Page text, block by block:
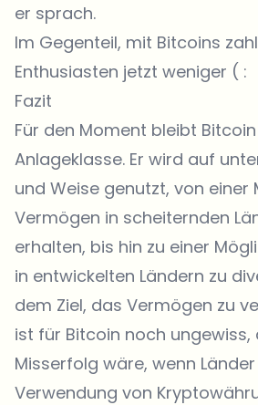
er sprach.
Im Gegenteil, mit Bitcoins
Enthusiasten jetzt weniger ( :
Fazit
Für den Moment bleibt
Anlageklasse. Er wird auf
und Weise genutzt, von einer
Vermögen in scheiternden
erhalten, bis hin zu einer
in entwickelten Ländern zu
dem Ziel, das Vermögen zu
ist für Bitcoin noch ungewiss,
Misserfolg wäre, wenn
Verwendung von